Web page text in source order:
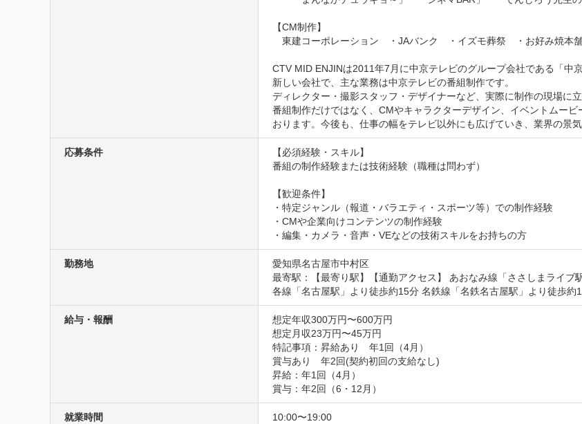
【CM制作】
東建コーポレーション　・JAバンク　・イズモ葬祭　・お好み焼本
CTV MID ENJINは2011年7月に中京テレビのグループ会社である「中
新しい会社で、主な業務は中京テレビの番組制作です。
ディレクター・撮影スタッフ・デザイナーなど、実際に制作の現場に
番組制作だけではなく、CMやキャラクターデザイン、イベントムー
おります。今後も、仕事の幅をテレビ以外にも広げていき、業界の景
応募条件
【必須経験・スキル】
番組の制作経験または技術経験（職種は問わず）
【歓迎条件】
・特定ジャンル（報道・バラエティ・スポーツ等）での制作経験
・CMや企業向けコンテンツの制作経験
・編集・カメラ・音声・VEなどの技術スキルをお持ちの方
勤務地
愛知県名古屋市中村区
最寄駅：【最寄り駅】【通勤アクセス】 あおなみ線「ささしまライ
各線「名古屋駅」より徒歩約15分 名鉄線「名鉄名古屋駅」より徒歩約
給与・報酬
想定年収300万円〜600万円
想定月収23万円〜45万円
特記事項：昇給あり　年1回（4月）
賞与あり　年2回(契約初回の支給なし)
昇給：年1回（4月）
賞与：年2回（6・12月）
就業時間
10:00〜19:00